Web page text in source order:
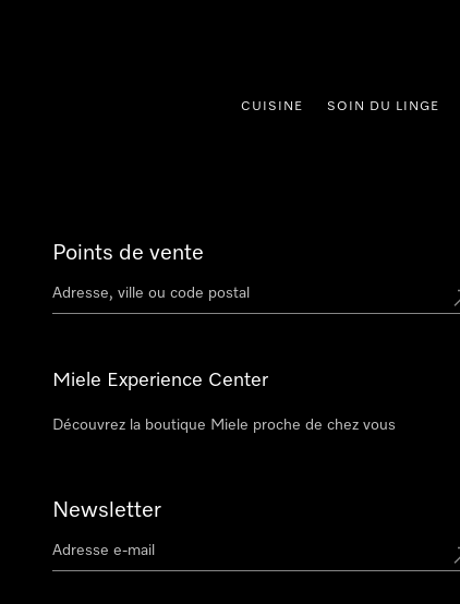
CUISINE SOIN DU LINGE
Points de vente
Miele Experience Center
Découvrez la boutique Miele proche de chez vous
Newsletter